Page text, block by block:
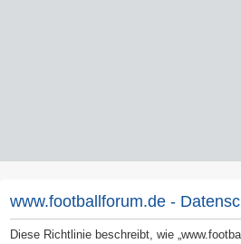
www.footballforum.de -
Diese Richtlinie beschreibt, wie